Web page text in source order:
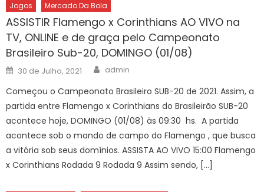
Jogos Mercado Da Bola
ASSISTIR Flamengo x Corinthians AO VIVO na
TV, ONLINE e de graça pelo Campeonato
Brasileiro Sub-20, DOMINGO (01/08)
Posted
on
30 de Julho, 2021 Author
admin
Começou o Campeonato Brasileiro SUB-20 de 2021. Assim, a
partida entre Flamengo x Corinthians do Brasileirão SUB-20
acontece hoje, DOMINGO (01/08) às 09:30 hs. A partida
acontece sob o mando de campo do Flamengo , que busca
a vitória sob seus domínios. ASSISTA AO VIVO 15:00 Flamengo
x Corinthians Rodada 9 Rodada 9 Assim sendo, […]